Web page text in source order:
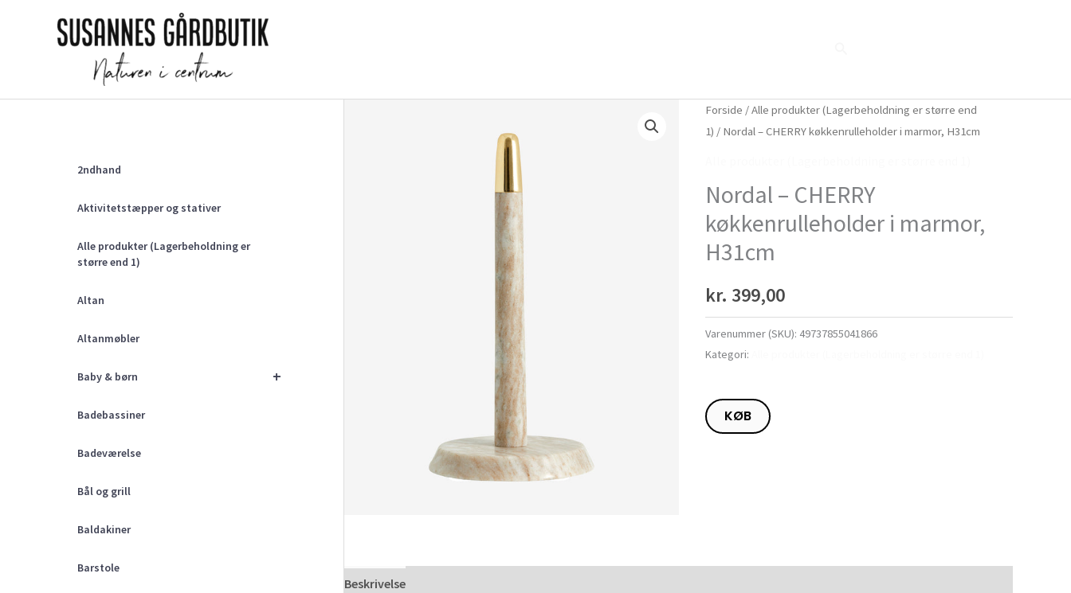
2ndhand
Aktivitetstæpper og stativer
Alle produkter (Lagerbeholdning er
større end 1)
Altan
Altanmøbler
+
Baby & børn
Badebassiner
Badeværelse
Bål og grill
Baldakiner
Barstole
Forside /Alle produkter (Lagerbeholdning er større end
1) / Nordal – CHERRY køkkenrulleholder i marmor, H31cm
Nordal – CHERRY
køkkenrulleholder i marmor,
H31cm
kr. 399,00
Varenummer (SKU): 49737855041866
Kategori:
KØB
Beskrivelse